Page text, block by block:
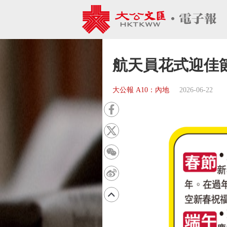
航天員花式迎佳
大公報 A10：內地 2026-06-22